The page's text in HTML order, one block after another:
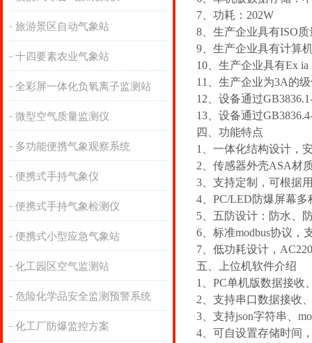
旅游景区自动气象站
十四要素农业气象站
全彩屏一体化负氧离子监测站
微型空气质量监测仪
多功能便携气象观察系统
便携式手持气象仪
便携式手持气象检测仪
便携式小型应急气象站
化工园区空气监测站
危险化学品安全监测预警系统
化工厂防爆监控方案
7、功耗：202W
8、生产企业具有ISO
9、生产企业具有计算
10、生产企业具有Ex
11、生产企业为3A的
12、设备通过
13、设备通过
四、功能特点
1、一体化结构设计，
2、传感器外壳ASA材
3、支持定制，可根据
4、PC/LED防爆屏幕
5、五防设计：防水、
6、标准modbus协议，
7、低功耗设计，
五、上位机软件介绍
1、PC单机版数据接收
2、支持串口数据接收
3、支持json字符串、
4、可自设置存储时间